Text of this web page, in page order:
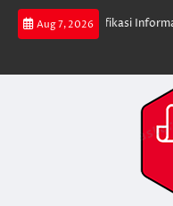
Skip
Aug 7, 2026
Verifikasi Informasi Digital